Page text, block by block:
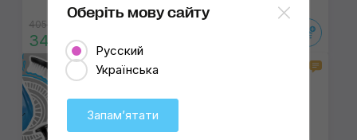
405 ₴
340 ₴
Оберіть мову сайту
Русский
Українська
Запамʼятати